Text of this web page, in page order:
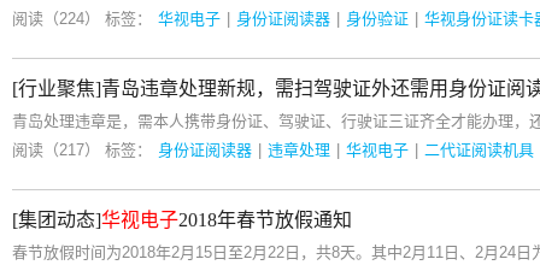
阅读（224） 标签： 华视电子 身份证阅读器 身份验证 华视身份证读卡
[行业聚焦]青岛违章处理新规，需扫驾驶证外还需用身份证阅
青岛处理违章是，需本人携带身份证、驾驶证、行驶证三证齐全才能办理
阅读（217） 标签： 身份证阅读器 违章处理 华视电子 二代证阅读机具
[集团动态]华视电子2018年春节放假通知
春节放假时间为2018年2月15日至2月22日，共8天。其中2月11日、2月24